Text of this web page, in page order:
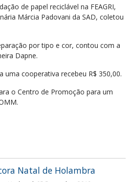
de papel reciclável na FEAGRI,
Márcia Padovani da SAD, coletou
por tipo e cor, contou com a
Dapne.
uma cooperativa recebeu R$ 350,00.
o Centro de Promoção para um
Natal de Holambra